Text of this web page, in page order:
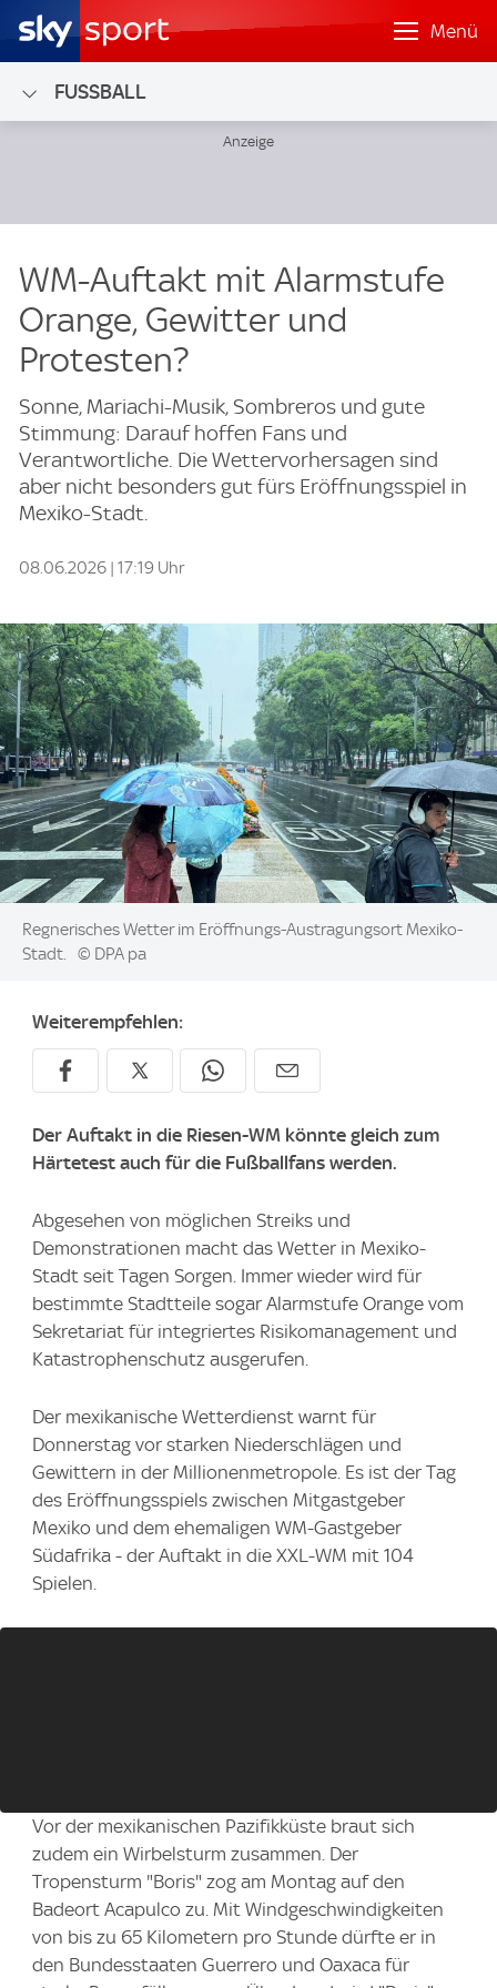
Menü
FUSSBALL
WM-Auftakt mit Alarmstufe
Orange, Gewitter und
Protesten?
Sonne, Mariachi-Musik, Sombreros und gute
Stimmung: Darauf hoffen Fans und
Verantwortliche. Die Wettervorhersagen sind
aber nicht besonders gut fürs Eröffnungsspiel in
Mexiko-Stadt.
08.06.2026 | 17:19 Uhr
Image:
Regnerisches Wetter im Eröffnungs-Austragungsort Mexiko-
Stadt.
© DPA pa
Weiterempfehlen:
Der Auftakt in die Riesen-WM könnte gleich zum
Härtetest auch für die Fußballfans werden.
Abgesehen von möglichen Streiks und
Demonstrationen macht das Wetter in Mexiko-
Stadt seit Tagen Sorgen. Immer wieder wird für
bestimmte Stadtteile sogar Alarmstufe Orange vom
Sekretariat für integriertes Risikomanagement und
Katastrophenschutz ausgerufen.
Der mexikanische Wetterdienst warnt für
Donnerstag vor starken Niederschlägen und
Gewittern in der Millionenmetropole. Es ist der Tag
des Eröffnungsspiels zwischen Mitgastgeber
Mexiko und dem ehemaligen WM-Gastgeber
Südafrika - der Auftakt in die XXL-WM mit 104
Spielen.
Vor der mexikanischen Pazifikküste braut sich
zudem ein Wirbelsturm zusammen. Der
Tropensturm "Boris" zog am Montag auf den
Badeort Acapulco zu. Mit Windgeschwindigkeiten
von bis zu 65 Kilometern pro Stunde dürfte er in
den Bundesstaaten Guerrero und Oaxaca für